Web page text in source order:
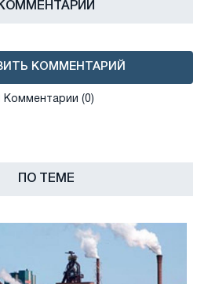
КОММЕНТАРИЙ
Комментарии (0)
ПО ТЕМЕ